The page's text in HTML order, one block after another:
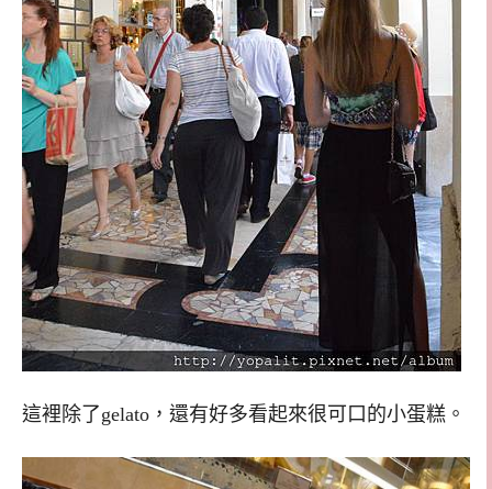
這裡除了gelato，還有好多看起來很可口的小蛋糕。